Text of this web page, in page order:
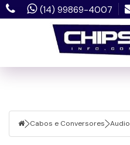
(14) 99869-4007
Cabos e Conversores Audio
Conversores